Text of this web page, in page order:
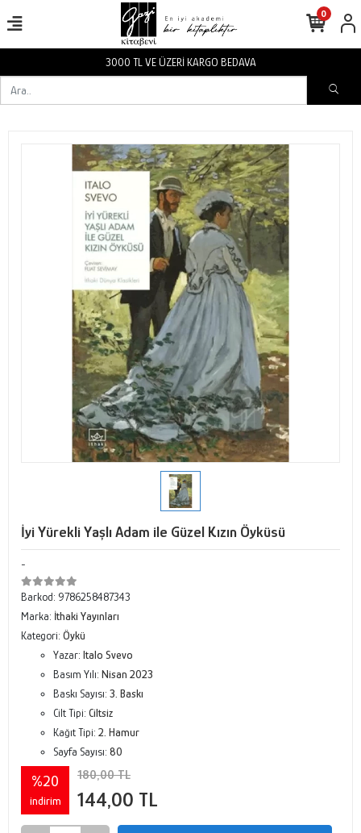
3000 TL VE ÜZERİ KARGO BEDAVA
0
İyi Yürekli Yaşlı Adam ile Güzel Kızın Öyküsü
-
Barkod: 9786258487343
Marka: İthaki Yayınları
Kategori: Öykü
Yazar: Italo Svevo
Basım Yılı: Nisan 2023
Baskı Sayısı: 3. Baskı
Cilt Tipi: Ciltsiz
Kağıt Tipi: 2. Hamur
Sayfa Sayısı: 80
%20
indirim
180,00 TL
144,00 TL